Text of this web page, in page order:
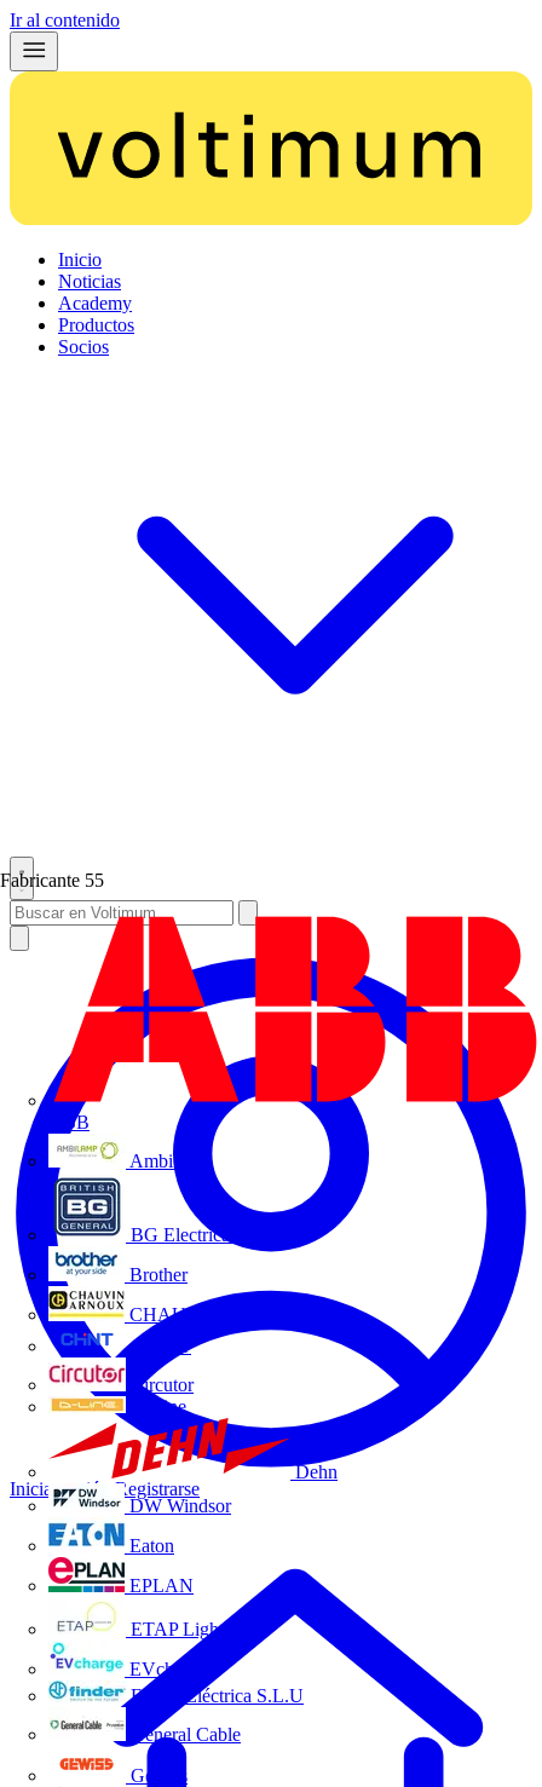
Ir al contenido
Inicio
Noticias
Academy
Productos
Socios
Fabricante 55
ABB
Ambilamp
BG Electrical
Brother
CHAUVIN ARNOUX
CHINT
Circutor
D-Line
Dehn
DW Windsor
Eaton
EPLAN
ETAP Lighting
EVcharge
Finder Eléctrica S.L.U
General Cable
Gewiss
Iniciar sesión Registrarse